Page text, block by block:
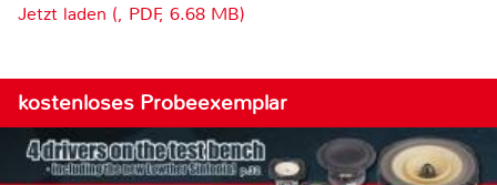
Jetzt laden (, PDF, 6.68 MB)
kostenloses Probeexemplar